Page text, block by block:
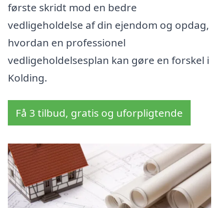
første skridt mod en bedre
vedligeholdelse af din ejendom og opdag,
hvordan en professionel
vedligeholdelsesplan kan gøre en forskel i
Kolding.
Få 3 tilbud, gratis og uforpligtende